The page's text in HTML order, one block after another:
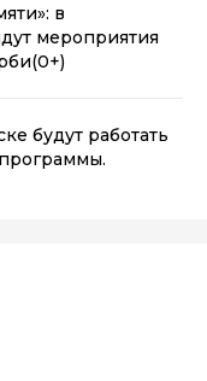
в
мероприятия
(0+)
будут работать